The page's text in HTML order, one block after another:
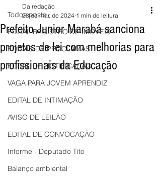
Todos posts
EDITAL REGISTRO DE IMÓVEIS
EDITAIS DE PROCLAMAS
EDITAL DE NOTIFICAÇÃO
VAGA PARA JOVEM APRENDIZ
EDITAL DE INTIMAÇÃO
AVISO DE LEILÃO
EDITAL DE CONVOCAÇÃO
Informe - Deputado Tito
Balanço ambiental
Prefeito Junior Marabá sanciona
projetos de lei com melhorias para
profissionais da Educação
Da redação
28 de mar. de 2024 1 min de leitura